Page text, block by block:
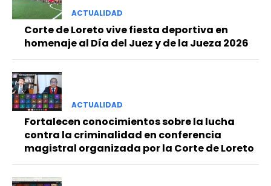
ACTUALIDAD
Corte de Loreto vive fiesta deportiva en
homenaje al Día del Juez y de la Jueza 2026
ACTUALIDAD
Fortalecen conocimientos sobre la lucha
contra la criminalidad en conferencia
magistral organizada por la Corte de Loreto